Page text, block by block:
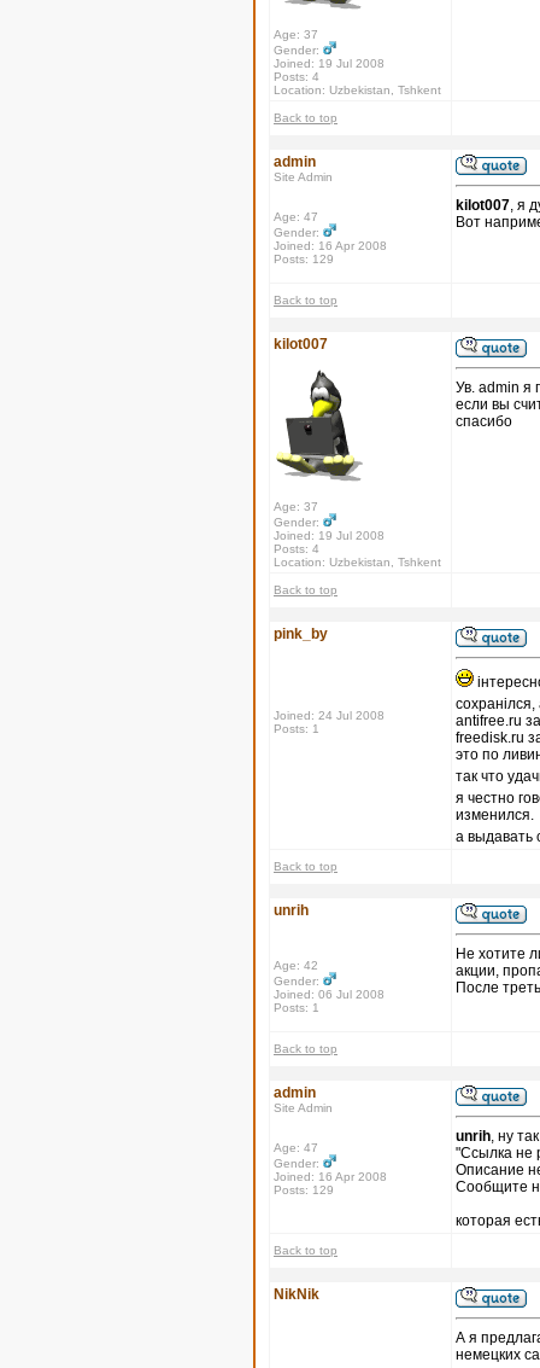
Age: 37
Gender:
Joined: 19 Jul 2008
Posts: 4
Location: Uzbekistan, Tshkent
Back to top
admin
Site Admin
Age: 47
Gender:
Joined: 16 Apr 2008
Posts: 129
kilot007, я
Вот
Back to top
kilot007
Age: 37
Gender:
Joined: 19 Jul 2008
Posts: 4
Location: Uzbekistan, Tshkent
Ув. admin я
если вы
спасибо
Back to top
pink_by
Joined: 24 Jul 2008
Posts: 1
antifree.ru
freedisk.ru
это по
так что
я честно
изменился.
а выдавать
Back to top
unrih
Age: 42
Gender:
Joined: 06 Jul 2008
Posts: 1
Не хотите
акции,
После
Back to top
admin
Site Admin
Age: 47
Gender:
Joined: 16 Apr 2008
Posts: 129
unrih, ну
"Ссылка не
Описание
Сообщите
которая
Back to top
NikNik
А я
немецких